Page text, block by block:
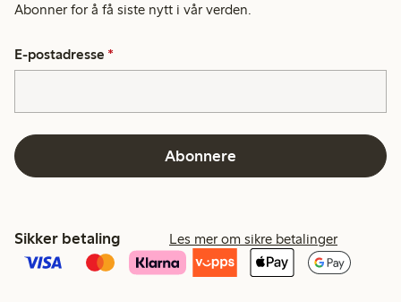
Abonner for å få siste nytt i vår verden.
E-postadresse *
Abonnere
Sikker betaling Les mer om sikre betalinger